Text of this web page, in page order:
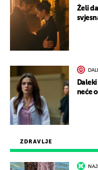
ZDRAVLJE
Želi
neće